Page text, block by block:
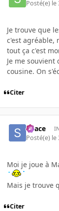
Posté(e) le
Je trouve que
c'est agréable,
tout ça c'est
Je me souvient
cousine. On
Citer
Space
Posté(e) le
Moi je joue à
Mais je trouve
Citer